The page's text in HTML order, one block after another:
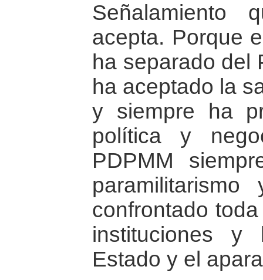
Señalamiento
acepta. Porque
ha separado del
ha aceptado la
y siempre ha
política y
PDPMM
confrontado
instituciones y
Estado y el